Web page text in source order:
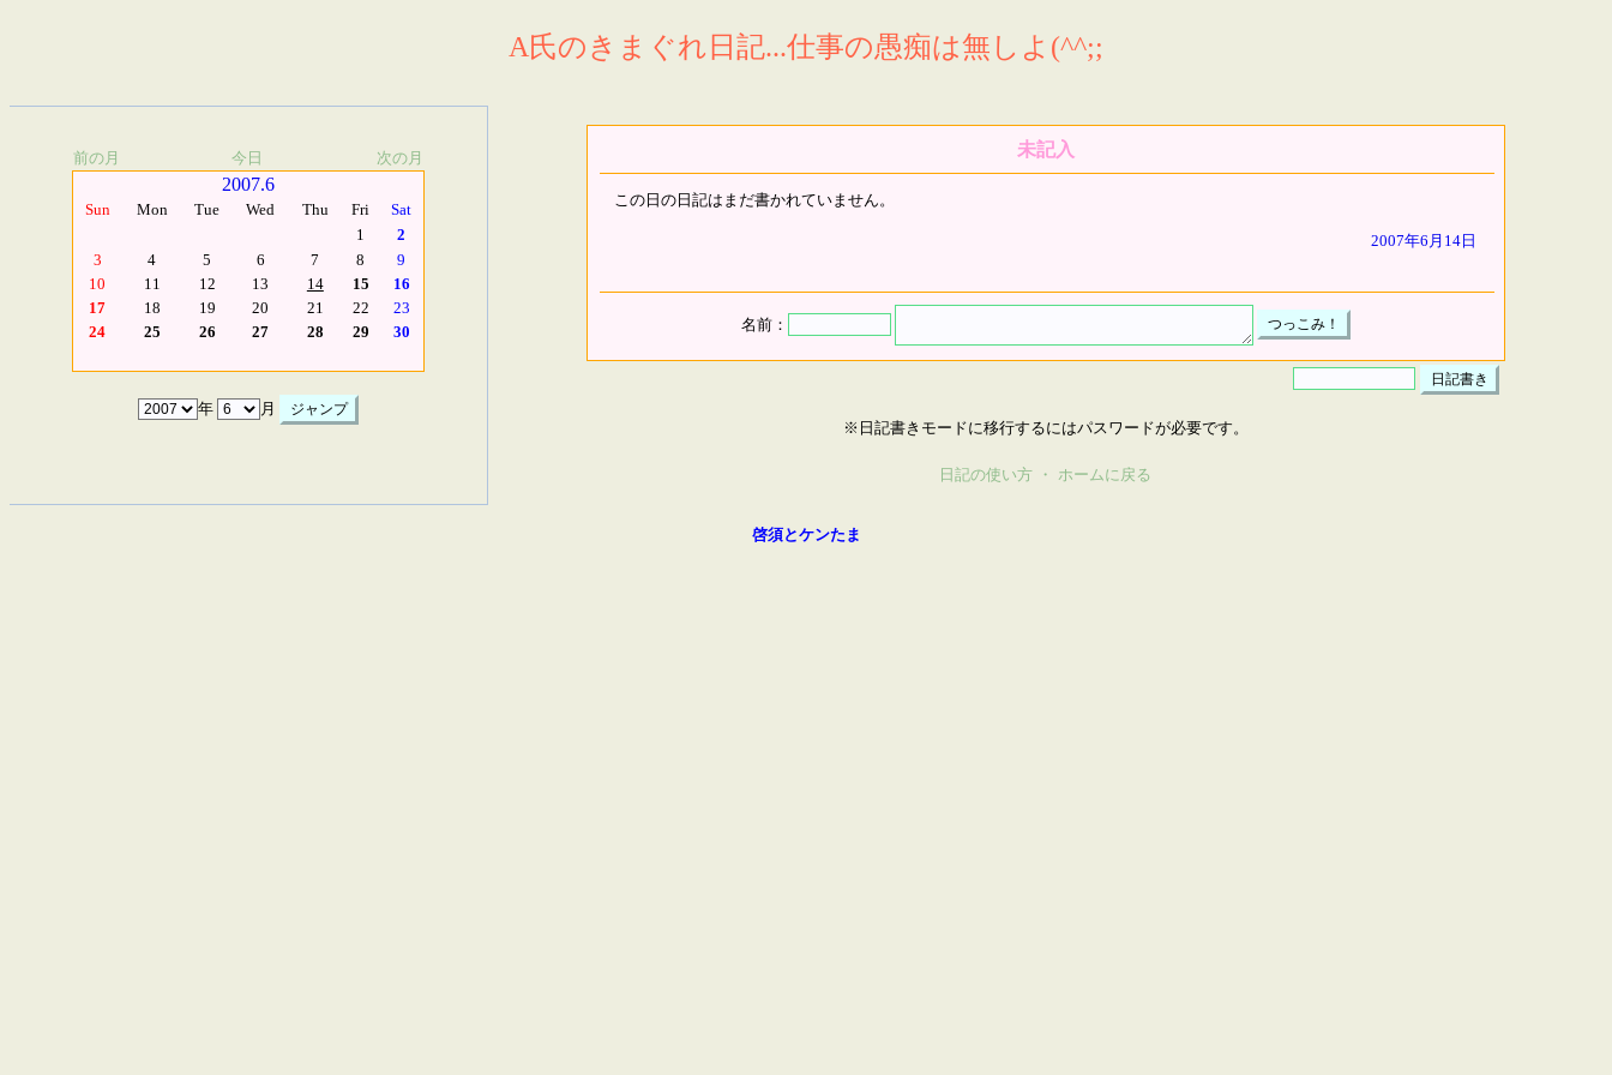
A氏のきまぐれ日記...仕事の愚痴は無しよ(^^;;
前の月 今日 次の月
2007.6
Sun Mon Tue Wed Thu Fri
Sat
1
2
3
4 5 6 7 8
9
10
11 12 13 14 15
16
17
18 19 20 21 22
23
24
25 26 27 28 29 30
年 月
未記入
この日の日記はまだ書かれていません。
2007年6月14日
名前：
※日記書きモードに移行するにはパスワードが必要です。
日記の使い方 ・ ホームに戻る
啓須とケンたま